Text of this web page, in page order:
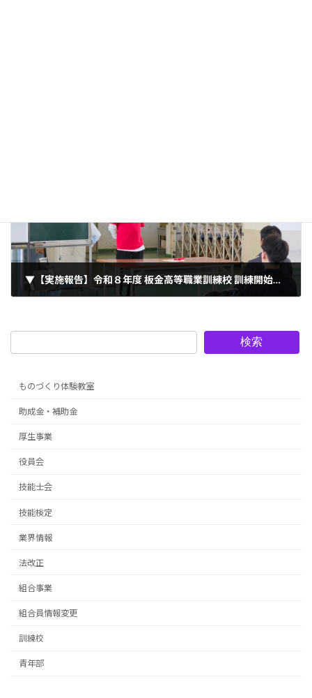
▼【実施報告】令和８年度 板金高等職業訓練校 訓練開始（2024.04.11）
検索
ものづくり体験教室
助成金・補助金
厚生事業
役員会
技能士会
技能検定
業界情報
法改正
組合事業
組合員情報変更
訓練校
青年部